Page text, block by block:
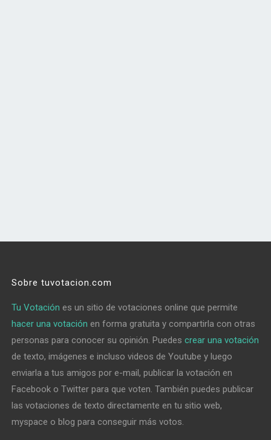
Sobre tuvotacion.com
Tu Votación es un sitio de votaciones online que permite
hacer una votación en forma gratuita y compartirla con otras
personas para conocer su opinión. Puedescrear una votación
de texto, imágenes e incluso videos de Youtube y luego
enviarla a tus amigos por e-mail, publicar la votación en
Facebook o Twitter para que voten. También puedes publicar
las votaciones de texto directamente en tu sitio web,
myspace o blog para conseguir más votos.